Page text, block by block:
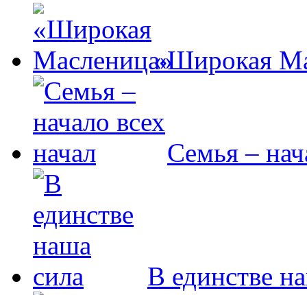
«Широкая
Семья –
В единстве